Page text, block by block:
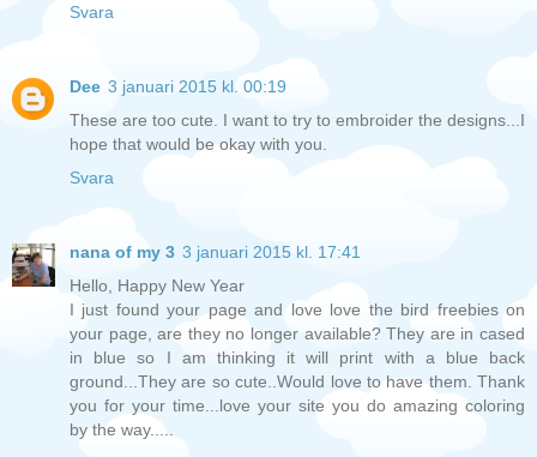
Svara
Dee 3 januari 2015 kl. 00:19
These are too cute. I want to try to embroider the designs...I
hope that would be okay with you.
Svara
nana of my 3 3 januari 2015 kl. 17:41
Hello, Happy New Year
I just found your page and love love the bird freebies on
your page, are they no longer available? They are in cased
in blue so I am thinking it will print with a blue back
ground...They are so cute..Would love to have them. Thank
you for your time...love your site you do amazing coloring
by the way.....